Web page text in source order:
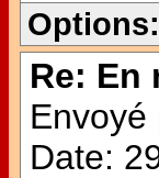
Options:
Re: En
Envoyé
Date: